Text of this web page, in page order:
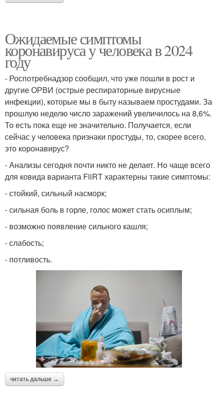
Ожидаемые симптомы
коронавируса у человека в 2024
году
- Роспотребнадзор сообщил, что уже пошли в рост и
другие ОРВИ (острые респираторные вирусные
инфекции), которые мы в быту называем простудами. За
прошлую неделю число заражений увеличилось на 8,6%.
То есть пока еще не значительно. Получается, если
сейчас у человека признаки простуды, то, скорее всего,
это коронавирус?
- Анализы сегодня почти никто не делает. Но чаще всего
для ковида варианта FliRT характерны такие симптомы:
- стойкий, сильный насморк;
- сильная боль в горле, голос может стать осиплым;
- возможно появление сильного кашля;
- слабость;
- потливость.
читать дальше →